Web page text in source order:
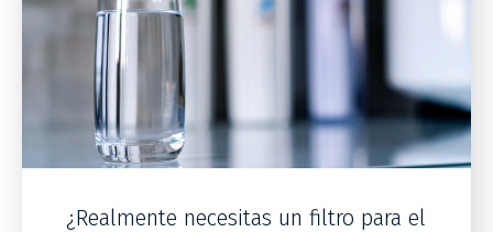
¿Realmente necesitas un filtro para el